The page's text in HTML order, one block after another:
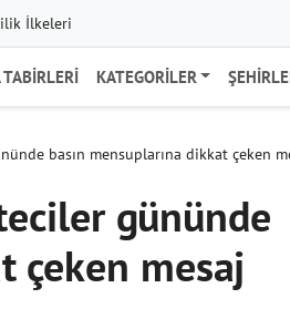
İlkeleri
TABIRLERI KATEGORILER
basın mensuplarına dikkat çeken
gününde
çeken mesaj